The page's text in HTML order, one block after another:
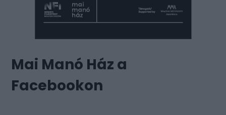
Mai Manó Ház a
Facebookon